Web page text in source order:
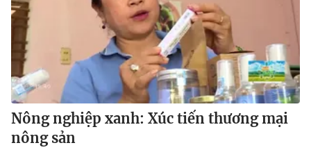
Nông nghiệp xanh: Xúc tiến thương mại
nông sản